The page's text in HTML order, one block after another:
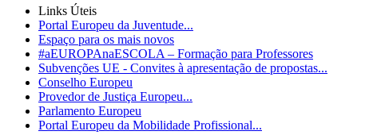
Links Úteis
Portal Europeu da Juventude...
Espaço para os mais novos
#aEUROPAnaESCOLA – Formação para Professores
Subvenções UE - Convites à apresentação de propostas...
Conselho Europeu
Provedor de Justiça Europeu...
Parlamento Europeu
Portal Europeu da Mobilidade Profissional...